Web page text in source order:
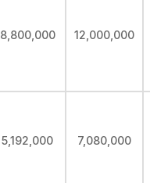
8,800,000 12,000,000
5,192,000 7,080,000